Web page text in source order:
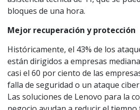
bloques de una hora.
Mejor recuperación y protección
Históricamente, el 43% de los
están dirigidos a empresas
casi el 60 por ciento de las
falla de seguridad o un ataque
Las soluciones de Lenovo para la